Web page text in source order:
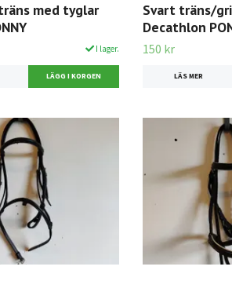
med tyglar
I lager.
Svart träns/
Decathlon
150 kr
LÄS MER